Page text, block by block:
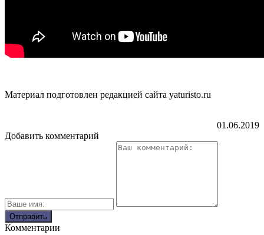
Материал подготовлен редакцией сайта yaturisto.ru
01.06.2019
Добавить комментарий
Комментарии